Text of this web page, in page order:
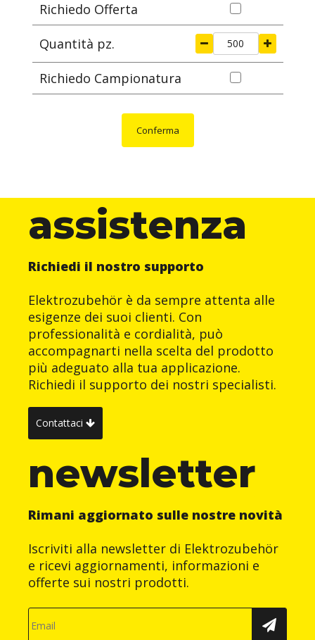
Richiedo Offerta
Quantità pz.
Richiedo Campionatura
Conferma
assistenza
Richiedi il nostro supporto
Elektrozubehör è da sempre attenta alle
esigenze dei suoi clienti. Con
professionalità e cordialità, può
accompagnarti nella scelta del prodotto
più adeguato alla tua applicazione.
Richiedi il supporto dei nostri specialisti.
Contattaci
newsletter
Rimani aggiornato sulle nostre novità
Iscriviti alla newsletter di Elektrozubehör
e ricevi aggiornamenti, informazioni e
offerte sui nostri prodotti.